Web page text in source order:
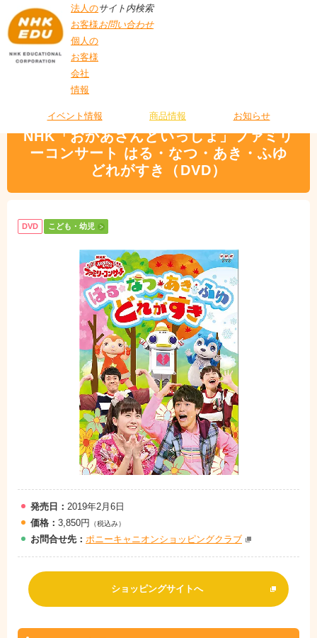
法人の
お客様
個人の
お客様
会社
情報
サイト内検索
お問い合わせ
イベント情報 商品情報 お知らせ
サート はる・なつ・あき・ふゆ どれがすき（DVD）
NHK「おかあさんといっしょ」ファミリ
ーコンサート はる・なつ・あき・ふゆ
どれがすき（DVD）
DVD こども・幼児
発売日： 2019年2月6日
価格： 3,850円 （税込み）
お問合せ先： ポニーキャニオンショッピングクラブ
ショッピングサイトへ